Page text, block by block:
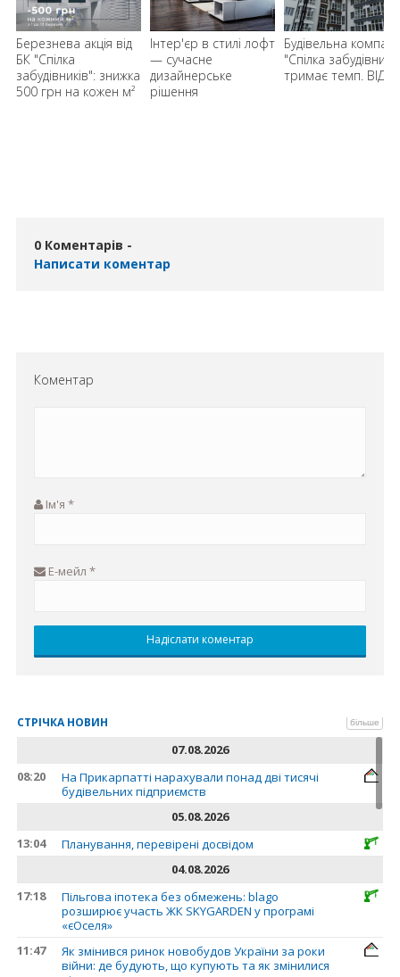
Березнева акція від
БК "Спілка
забудівників": знижка
500 грн на кожен м²
Інтер'єр в стилі лофт
— сучасне
дизайнерське
рішення
Будівельна
"Спілка
тримає темп.
0 Коментарів -
Написати коментар
Коментар
Ім'я *
Е-мейл *
СТРІЧКА НОВИН більше
07.08.2026
08:20
На Прикарпатті нарахували понад дві тисячі
будівельних підприємств
05.08.2026
13:04
Планування, перевірені досвідом
04.08.2026
17:18
Пільгова іпотека без обмежень: blago
розширює участь ЖК SKYGARDEN у програмі
«єОселя»
11:47
Як змінився ринок новобудов України за роки
війни: де будують, що купують та як змінилися